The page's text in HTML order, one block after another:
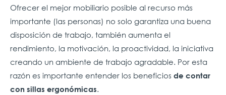
Ofrecer el mejor mobiliario posible al recurso más
importante (las personas) no solo garantiza una buena
disposición de trabajo, también aumenta el
rendimiento, la motivación, la proactividad, la iniciativa
creando un ambiente de trabajo agradable. Por esta
razón es importante entender los beneficios de contar
con sillas ergonómicas.